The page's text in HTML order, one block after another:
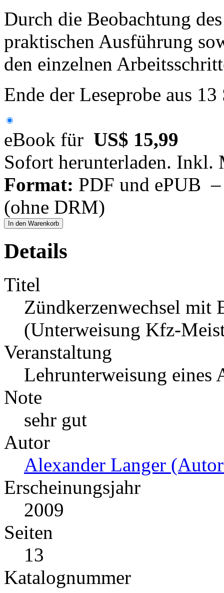
Durch die Beobachtung
praktischen Ausführung
den einzelnen
Ende der Leseprobe aus
eBook für US$ 15,99
Sofort herunterladen. Inkl.
Format: PDF und ePUB
(ohne DRM)
In den Warenkorb
Details
Titel
Zündkerzenwechsel mit
(Unterweisung Kfz-
Veranstaltung
Lehrunterweisung eines
Note
sehr gut
Autor
Alexander Langer
Erscheinungsjahr
2009
Seiten
13
Katalognummer